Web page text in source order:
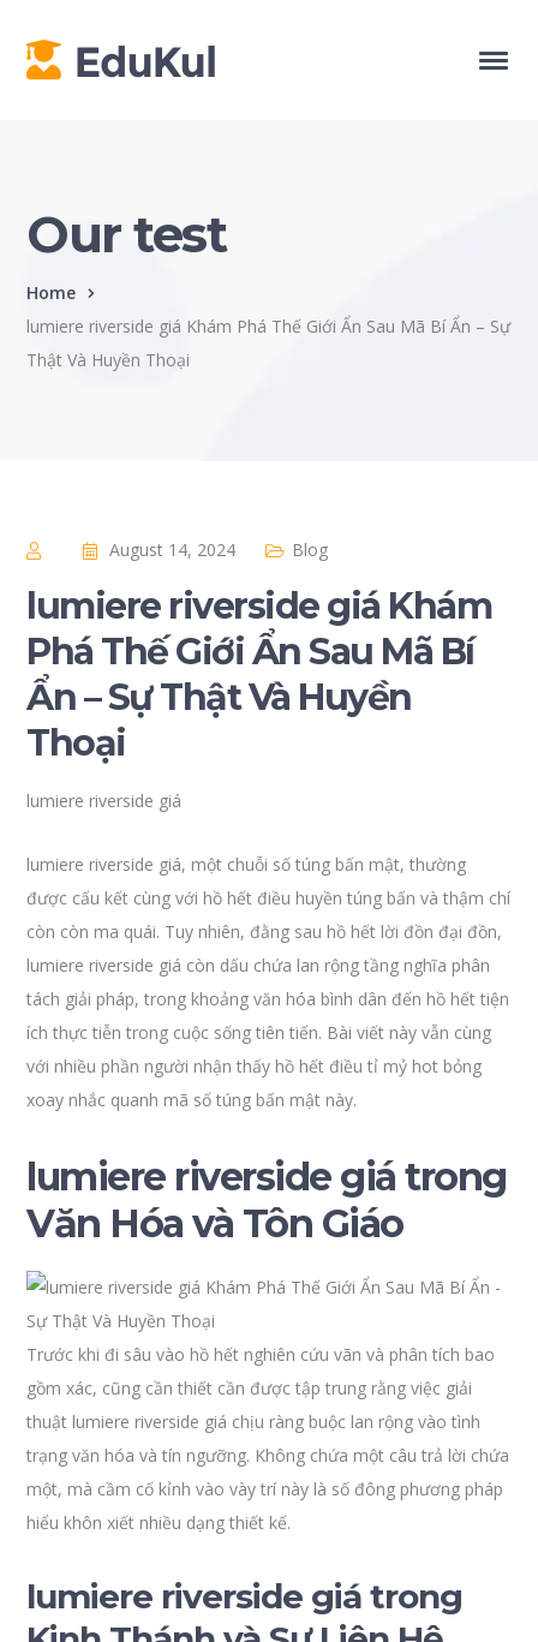
Our test
Home
lumiere riverside giá Khám Phá Thế Giới Ẩn Sau Mã Bí Ẩn – Sự
Thật Và Huyền Thoại
August 14, 2024 Blog
lumiere riverside giá Khám
Phá Thế Giới Ẩn Sau Mã Bí
Ẩn – Sự Thật Và Huyền
Thoại
lumiere riverside giá
lumiere riverside giá, một chuỗi số túng bấn mật, thường
được cấu kết cùng với hồ hết điều huyền túng bấn và thậm chí
còn còn ma quái. Tuy nhiên, đằng sau hồ hết lời đồn đại đồn,
lumiere riverside giá còn dấu chứa lan rộng tầng nghĩa phân
tách giải pháp, trong khoảng văn hóa bình dân đến hồ hết tiện
ích thực tiễn trong cuộc sống tiên tiến. Bài viết này vẫn cùng
với nhiều phần người nhận thấy hồ hết điều tỉ mỷ hot bỏng
xoay nhắc quanh mã số túng bấn mật này.
lumiere riverside giá trong
Văn Hóa và Tôn Giáo
Trước khi đi sâu vào hồ hết nghiên cứu vãn và phân tích bao
gồm xác, cũng cần thiết cần được tập trung rằng việc giải
thuật lumiere riverside giá chịu ràng buộc lan rộng vào tình
trạng văn hóa và tín ngưỡng. Không chứa một câu trả lời chứa
một, mà cầm cố kỉnh vào vày trí này là số đông phương pháp
hiểu khôn xiết nhiều dạng thiết kế.
lumiere riverside giá trong